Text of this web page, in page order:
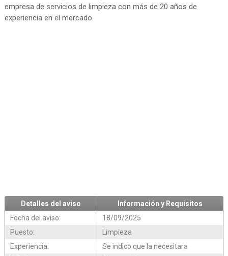
empresa de servicios de limpieza con más de 20 años de
experiencia en el mercado.
Detalles del aviso
Información y Requisitos
Fecha del aviso:
18/09/2025
Puesto:
Limpieza
Experiencia:
Se indico que la necesitara